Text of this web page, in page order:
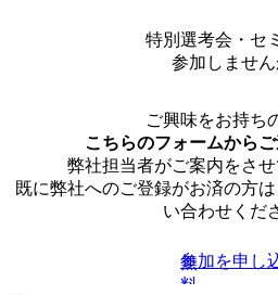
特別選考会・セ
参加しません
ご興味をお持ち
こちらのフォームから
弊社担当者がご案内をさせ
既に弊社へのご登録がお済の方
い合わせくだ
無
料
参加を申し